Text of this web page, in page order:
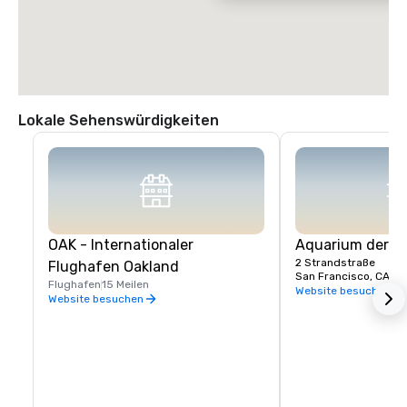
Lokale Sehenswürdigkeiten
OAK - Internationaler
Flughafen Oakland
Flughafen15 Meilen
Website besuchen
Aquarium der
2 Strandstraße
San Francisco, CA,
Website besuchen